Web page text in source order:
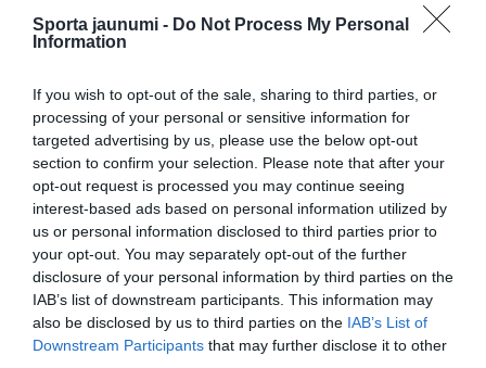
Sporta jaunumi - Do Not Process My Personal
Information
If you wish to opt-out of the sale, sharing to third parties, or
processing of your personal or sensitive information for
targeted advertising by us, please use the below opt-out
section to confirm your selection. Please note that after your
opt-out request is processed you may continue seeing
interest-based ads based on personal information utilized by
us or personal information disclosed to third parties prior to
your opt-out. You may separately opt-out of the further
disclosure of your personal information by third parties on the
IAB’s list of downstream participants. This information may
also be disclosed by us to third parties on the IAB’s List of
Downstream Participants that may further disclose it to other